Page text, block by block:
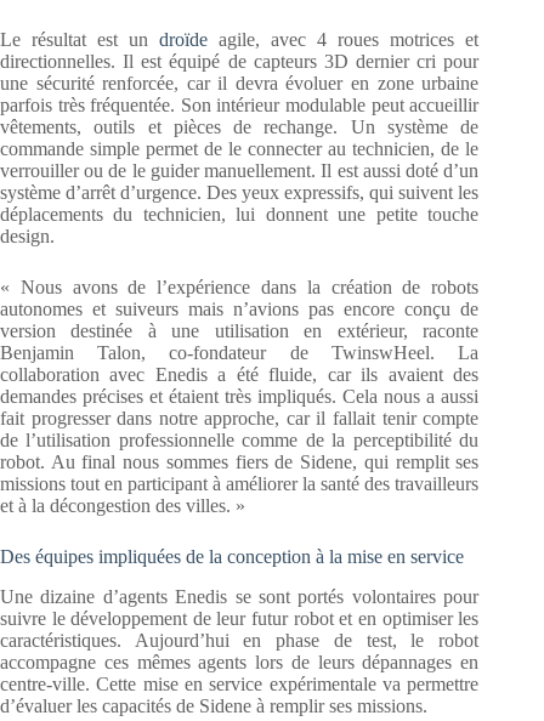
Le résultat est undroïde agile, avec 4 roues motrices et
directionnelles. Il est équipé de capteurs 3D dernier cri pour
une sécurité renforcée, car il devra évoluer en zone urbaine
parfois très fréquentée. Son intérieur modulable peut accueillir
vêtements, outils et pièces de rechange. Un système de
commande simple permet de le connecter au technicien, de le
verrouiller ou de le guider manuellement. Il est aussi doté d’un
système d’arrêt d’urgence. Des yeux expressifs, qui suivent les
déplacements du technicien, lui donnent une petite touche
design.
« Nous avons de l’expérience dans la création de robots
autonomes et suiveurs mais n’avions pas encore conçu de
version destinée à une utilisation en extérieur, raconte
Benjamin Talon, co-fondateur de TwinswHeel. La
collaboration avec Enedis a été fluide, car ils avaient des
demandes précises et étaient très impliqués. Cela nous a aussi
fait progresser dans notre approche, car il fallait tenir compte
de l’utilisation professionnelle comme de la perceptibilité du
robot. Au final nous sommes fiers de Sidene, qui remplit ses
missions tout en participant à améliorer la santé des travailleurs
et à la décongestion des villes. »
Des équipes impliquées de la conception à la mise en service
Une dizaine d’agents Enedis se sont portés volontaires pour
suivre le développement de leur futur robot et en optimiser les
caractéristiques. Aujourd’hui en phase de test, le robot
accompagne ces mêmes agents lors de leurs dépannages en
centre-ville. Cette mise en service expérimentale va permettre
d’évaluer les capacités de Sidene à remplir ses missions.